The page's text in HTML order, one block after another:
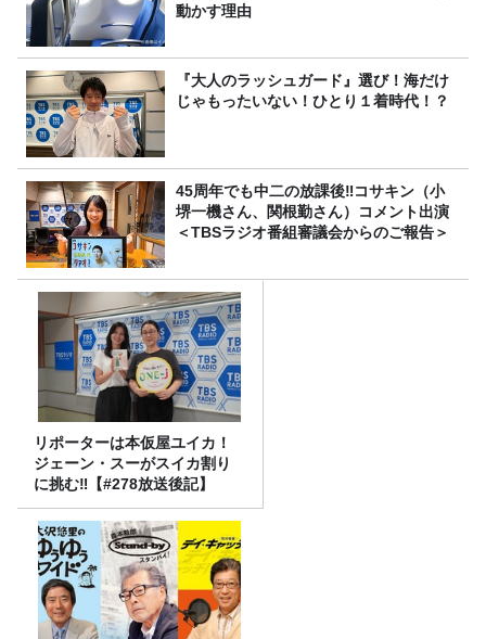
動かす理由
『大人のラッシュガード』選び！海だけ
じゃもったいない！ひとり１着時代！？
45周年でも中二の放課後‼コサキン（小
堺一機さん、関根勤さん）コメント出演
＜TBSラジオ番組審議会からのご報告＞
リポーターは本仮屋ユイカ！
ジェーン・スーがスイカ割り
に挑む‼【#278放送後記】